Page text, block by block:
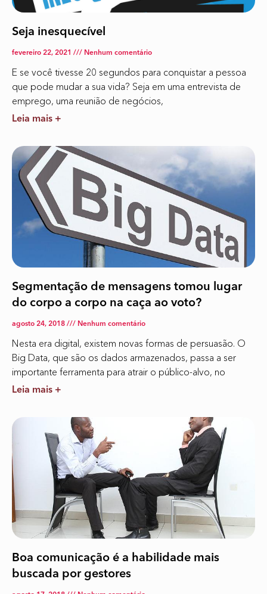
Seja inesquecível
fevereiro 22, 2021 Nenhum comentário
E se você tivesse 20 segundos para conquistar a pessoa
que pode mudar a sua vida? Seja em uma entrevista de
emprego, uma reunião de negócios,
Leia mais +
Segmentação de mensagens tomou lugar
do corpo a corpo na caça ao voto?
agosto 24, 2018 Nenhum comentário
Nesta era digital, existem novas formas de persuasão. O
Big Data, que são os dados armazenados, passa a ser
importante ferramenta para atrair o público-alvo, no
Leia mais +
Boa comunicação é a habilidade mais
buscada por gestores